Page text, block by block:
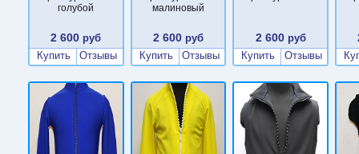
голубой
2 600 руб
Купить
Отзывы
малиновый
2 600 руб
Купить
Отзывы
2 600руб
Купить
Отзывы